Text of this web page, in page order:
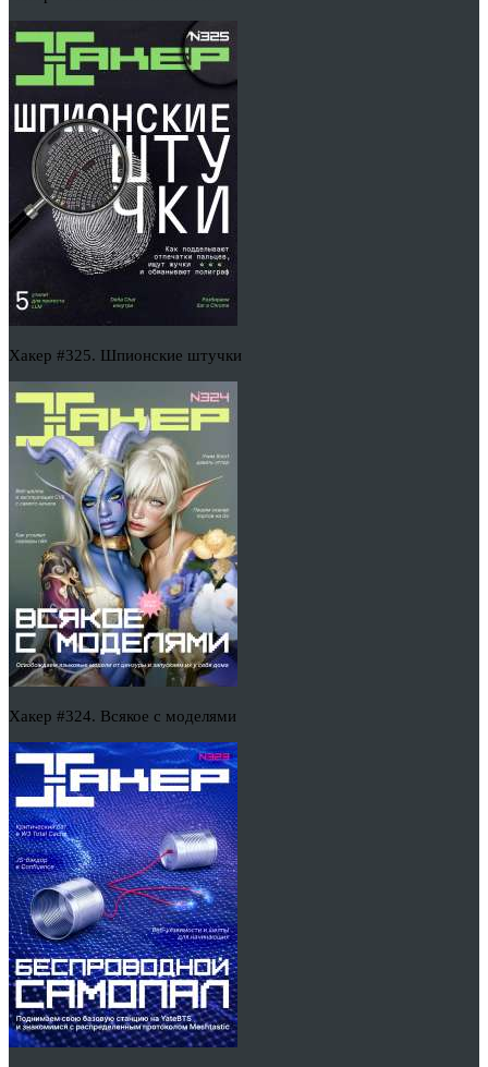
Хакер #325. Шпионские штучки
Хакер #324. Всякое с моделями